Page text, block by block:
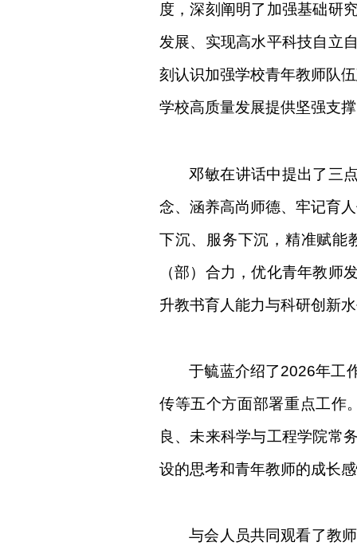
度，深刻阐明了加强基础研
发展、实现高水平科技自立
刻认识加强学校青年教师队
学校高质量发展提供坚强支
邓敏在讲话中提出了三
念、涵养高尚师德、牢记育
下沉、服务下沉，精准赋能
（部）合力，优化青年教师
升教书育人能力与科研创新
于毓蓝介绍了2026年工
传等五个方面部署重点工作
良、未来科学与工程学院常
设的思考和青年教师的成长
与会人员共同观看了教